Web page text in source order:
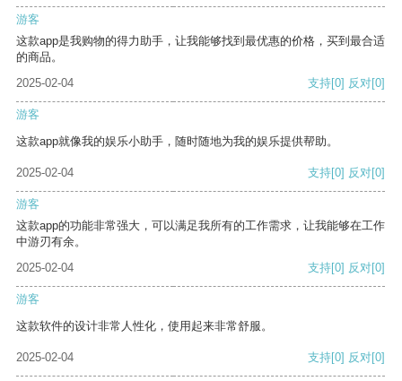
游客
这款app是我购物的得力助手，让我能够找到最优惠的价格，买到最合适
的商品。
2025-02-04
支持[0] 反对[0]
游客
这款app就像我的娱乐小助手，随时随地为我的娱乐提供帮助。
2025-02-04 支持[0] 反对[0]
游客
这款app的功能非常强大，可以满足我所有的工作需求，让我能够在工作
中游刃有余。
2025-02-04
支持[0] 反对[0]
游客
这款软件的设计非常人性化，使用起来非常舒服。
2025-02-04 支持[0] 反对[0]